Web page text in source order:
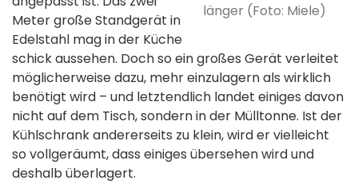
länger (Foto: Miele)
Meter große Standgerät in
Edelstahl mag in der Küche
schick aussehen. Doch so ein großes Gerät verleitet
möglicherweise dazu, mehr einzulagern als wirklich
benötigt wird – und letztendlich landet einiges davon
nicht auf dem Tisch, sondern in der Mülltonne. Ist der
Kühlschrank andererseits zu klein, wird er vielleicht
so vollgeräumt, dass einiges übersehen wird und
deshalb überlagert.